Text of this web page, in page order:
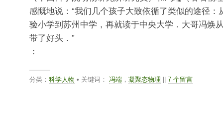
感慨地说：“我们几个孩子大致依循了类似的途径：
验小学到苏州中学，再就读于中央大学．大哥冯焕
带了好头．”
：
分类： 科学人物 • 关键词： 冯端， 凝聚态物理 7 个留言